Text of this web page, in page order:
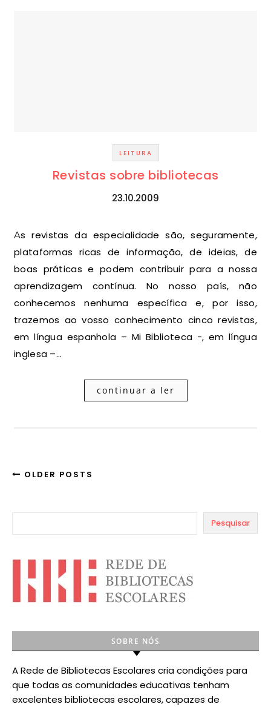
LEITURA
Revistas sobre bibliotecas
23.10.2009
As revistas da especialidade são, seguramente,
plataformas ricas de informação, de ideias, de
boas práticas e podem contribuir para a nossa
aprendizagem contínua. No nosso país, não
conhecemos nenhuma específica e, por isso,
trazemos ao vosso conhecimento cinco revistas,
em língua espanhola – Mi Biblioteca -, em língua
inglesa –…
continuar a ler
OLDER POSTS
Pesquisar
SOBRE NÓS
A Rede de Bibliotecas Escolares cria condições para
que todas as comunidades educativas tenham
excelentes bibliotecas escolares, capazes de